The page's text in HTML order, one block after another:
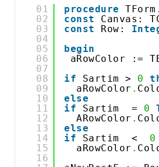
01
02
03
04
05
06
07
08
09
10
11
12
13
14
15
16
procedure TForm .
const
Canvas:
const
Row:
begin
aRowColor :=
if
Sartim > 0
aRowColor .
else
if
Sartim  = 0
ARowColor .
else
if
Sartim  < 0
aRowColor .